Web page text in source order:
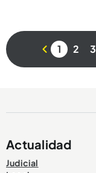
1 2 3
Actualidad
Judicial